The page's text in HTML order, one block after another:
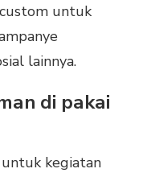
untuk
lainnya.
di pakai
kegiatan